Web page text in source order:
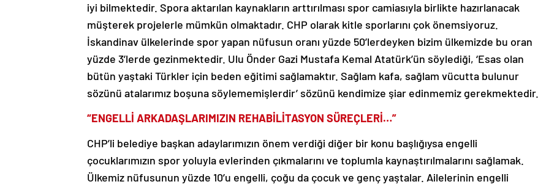
iyi bilmektedir. Spora aktarılan kaynakların arttırılması spor camiasıyla birlikte hazırlanacak
müşterek projelerle mümkün olmaktadır. CHP olarak kitle sporlarını çok önemsiyoruz.
İskandinav ülkelerinde spor yapan nüfusun oranı yüzde 50’lerdeyken bizim ülkemizde bu oran
yüzde 3’lerde gezinmektedir. Ulu Önder Gazi Mustafa Kemal Atatürk’ün söylediği, ‘Esas olan
bütün yaştaki Türkler için beden eğitimi sağlamaktır. Sağlam kafa, sağlam vücutta bulunur
sözünü atalarımız boşuna söylememişlerdir’ sözünü kendimize şiar edinmemiz gerekmektedir.
“ENGELLİ ARKADAŞLARIMIZIN REHABİLİTASYON SÜREÇLERİ…”
CHP’li belediye başkan adaylarımızın önem verdiği diğer bir konu başlığıysa engelli
çocuklarımızın spor yoluyla evlerinden çıkmalarını ve toplumla kaynaştırılmalarını sağlamak.
Ülkemiz nüfusunun yüzde 10’u engelli, çoğu da çocuk ve genç yaştalar. Ailelerinin engelli